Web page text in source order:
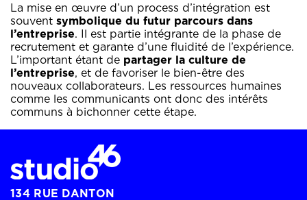
La mise en œuvre d’un process d’intégration est
souvent symbolique du futur parcours dans
l’entreprise. Il est partie intégrante de la phase de
recrutement et garante d’une fluidité de l’expérience.
L’important étant de partager la culture de
l’entreprise, et de favoriser le bien-être des
nouveaux collaborateurs. Les ressources humaines
comme les communicants ont donc des intérêts
communs à bichonner cette étape.
134 RUE DANTON